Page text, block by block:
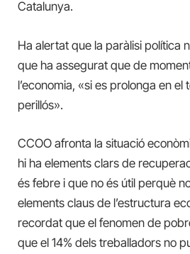
Catalunya.
Ha alertat que la paràlisi política
que ha assegurat que de
l’economia, «si es prolonga en el
perillós».
CCOO afronta la situació
hi ha elements clars de
és febre i que no és útil perquè
elements claus de l’estructura
recordat que el fenomen de
que el 14% dels treballadors no